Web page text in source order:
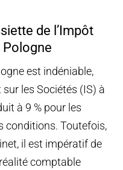
de l’Impôt
Pologne
est indéniable,
les Sociétés (IS) à
à 9 % pour les
conditions. Toutefois,
il est impératif de
comptable